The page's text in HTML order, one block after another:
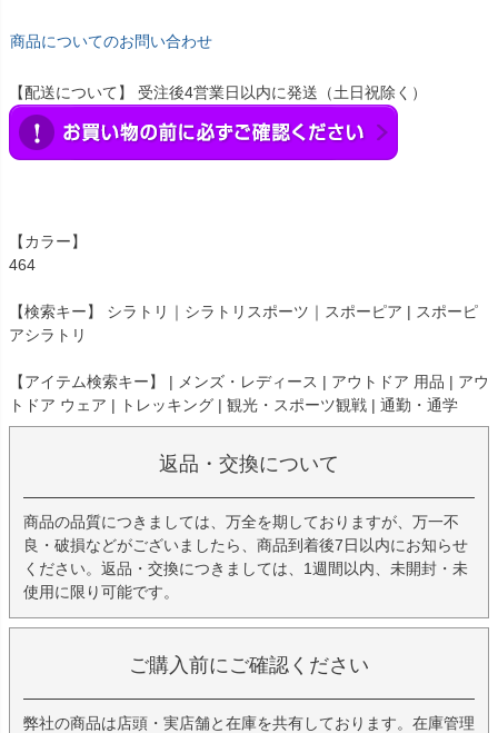
商品についてのお問い合わせ
【配送について】 受注後4営業日以内に発送（土日祝除く）
【カラー】
464
【検索キー】 シラトリ｜シラトリスポーツ｜スポーピア | スポーピ
アシラトリ
【アイテム検索キー】 | メンズ・レディース | アウトドア 用品 | アウ
トドア ウェア | トレッキング | 観光・スポーツ観戦 | 通勤・通学
返品・交換について
商品の品質につきましては、万全を期しておりますが、万一不
良・破損などがございましたら、商品到着後7日以内にお知らせ
ください。返品・交換につきましては、1週間以内、未開封・未
使用に限り可能です。
ご購入前にご確認ください
弊社の商品は店頭・実店舗と在庫を共有しております。在庫管理